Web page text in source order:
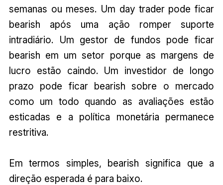
semanas ou meses. Um day trader pode ficar
bearish após uma ação romper suporte
intradiário. Um gestor de fundos pode ficar
bearish em um setor porque as margens de
lucro estão caindo. Um investidor de longo
prazo pode ficar bearish sobre o mercado
como um todo quando as avaliações estão
esticadas e a política monetária permanece
restritiva.
Em termos simples, bearish significa que a
direção esperada é para baixo.